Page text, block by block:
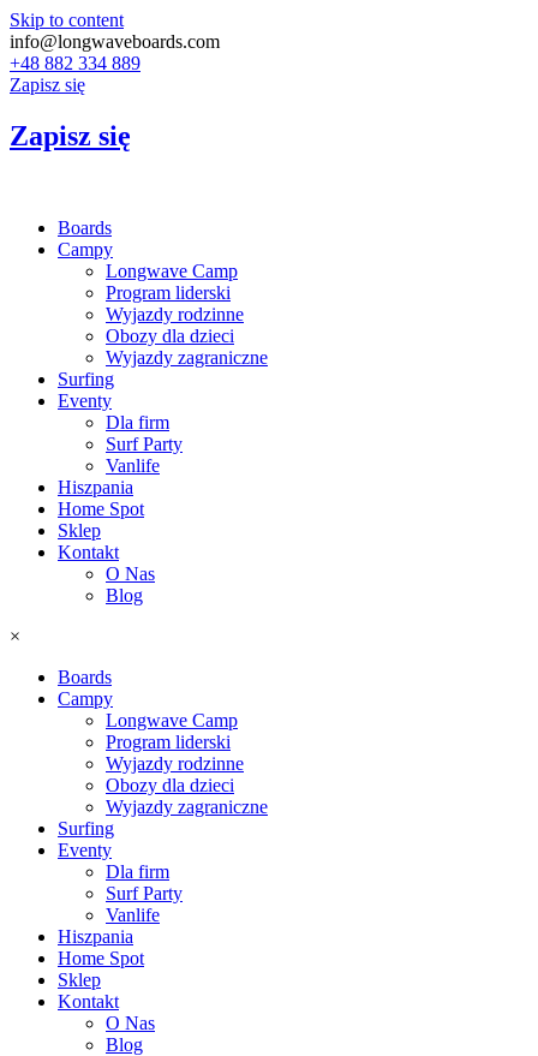
Skip to content
info@longwaveboards.com
+48 882 334 889
Zapisz się
Zapisz się
Boards
Campy
Longwave Camp
Program liderski
Wyjazdy rodzinne
Obozy dla dzieci
Wyjazdy zagraniczne
Surfing
Eventy
Dla firm
Surf Party
Vanlife
Hiszpania
Home Spot
Sklep
Kontakt
O Nas
Blog
×
Boards
Campy
Longwave Camp
Program liderski
Wyjazdy rodzinne
Obozy dla dzieci
Wyjazdy zagraniczne
Surfing
Eventy
Dla firm
Surf Party
Vanlife
Hiszpania
Home Spot
Sklep
Kontakt
O Nas
Blog